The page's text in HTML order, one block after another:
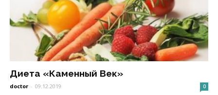
Диета «Каменный Век»
doctor - 09.12.2019 0